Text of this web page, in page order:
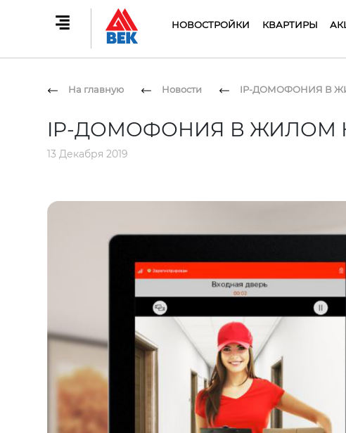
НОВОСТРОЙКИ КВАРТИРЫ
На главную Новости IP-ДОМОФОНИЯ В
IP-ДОМОФОНИЯ В ЖИЛОМ
13 Декабря 2019